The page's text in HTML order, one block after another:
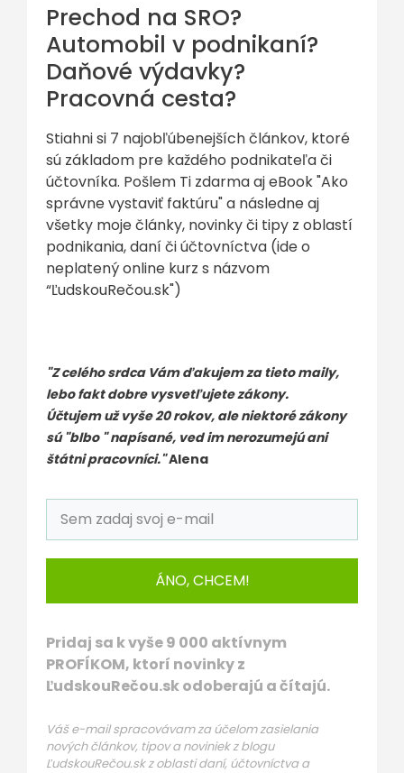
Prechod na SRO?
Automobil v podnikaní?
Daňové výdavky?
Pracovná cesta?
Stiahni si 7 najobľúbenejších článkov, ktoré
sú základom pre každého podnikateľa či
účtovníka. Pošlem Ti zdarma aj eBook "Ako
správne vystaviť faktúru" a následne aj
všetky moje články, novinky či tipy z oblastí
podnikania, daní či účtovníctva (ide o
neplatený online kurz s názvom
“ĽudskouRečou.sk")
"Z celého srdca Vám ďakujem za tieto maily,
lebo fakt dobre vysvetľujete zákony.
Účtujem už vyše 20 rokov, ale niektoré zákony
sú "blbo " napísané, ved im nerozumejú ani
štátni pracovníci."Alena
ÁNO, CHCEM!
Pridaj sa k vyše 9 000 aktívnym
PROFÍKOM, ktorí novinky z
ĽudskouRečou.sk odoberajú a čítajú.
Váš e-mail spracovávam za účelom zasielania
nových článkov, tipov a noviniek z blogu
ĽudskouRečou.sk z oblasti daní, účtovníctva a